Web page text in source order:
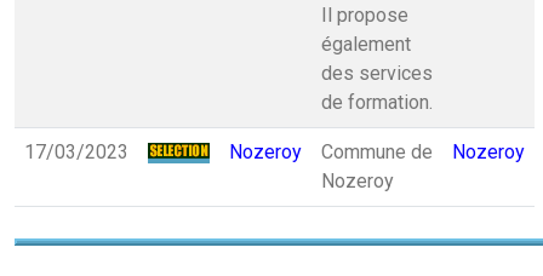
Il propose
également
des services
de formation.
17/03/2023 Nozeroy
Commune de
Nozeroy
Nozeroy